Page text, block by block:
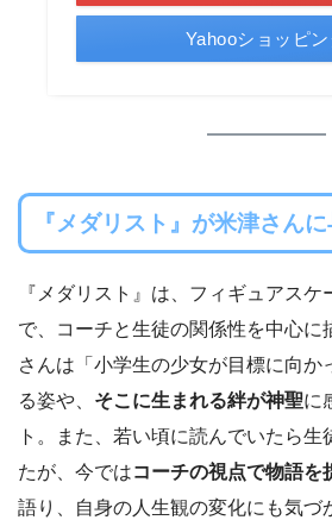
Yahooショッピ
『メダリスト』が米津さん
『メダリスト』は、フィギュアス
で、コーチと生徒の関係性を中心に
さんは「小学生の少女が目標に向か
る姿や、 そこに生まれる絆が神聖に
ト。また、若い頃に読んでいたら
たが、今ではコーチの視点で物語を
語り、自身の人生観の変化にも気づ